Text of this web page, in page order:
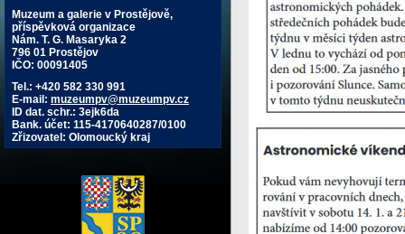
Muzeum a galerie v Prostějově,
příspěvková organizace
Nám. T. G. Masaryka 2
796 01 Prostějov
IČO: 00091405
Tel.: +420 582 330 991
E-mail: muzeumpv@muzeumpv.cz
ID dat. schr.: 3ejk6da
Bank. účet: 115-4170640287/0100
Zřizovatel: Olomoucký kraj